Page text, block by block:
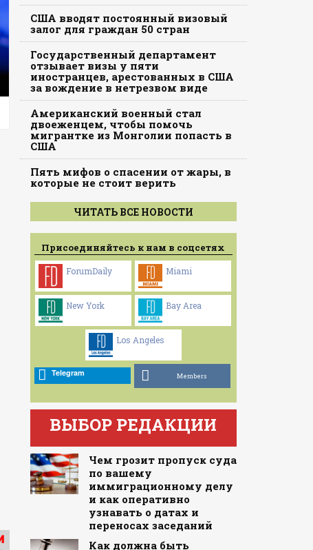
США вводят постоянный визовый
залог для граждан 50 стран
Государственный департамент
отзывает визы у пяти
иностранцев, арестованных в США
за вождение в нетрезвом виде
Американский военный стал
двоеженцем, чтобы помочь
мигрантке из Монголии попасть в
США
Пять мифов о спасении от жары, в
которые не стоит верить
ЧИТАТЬ ВСЕ НОВОСТИ
Присоединяйтесь к нам в соцсетях
ForumDaily Miami
New York Bay Area
Los Angeles
Telegram Members
ВЫБОР РЕДАКЦИИ
Чем грозит пропуск суда
по вашему
иммиграционному делу
и как оперативно
узнавать о датах и
переносах заседаний
Как должна быть